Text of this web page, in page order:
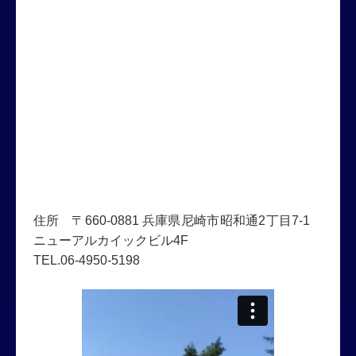
住所 〒660-0881 兵庫県尼崎市昭和通2丁目7-1
ニューアルカイックビル4F
TEL.06-4950-5198